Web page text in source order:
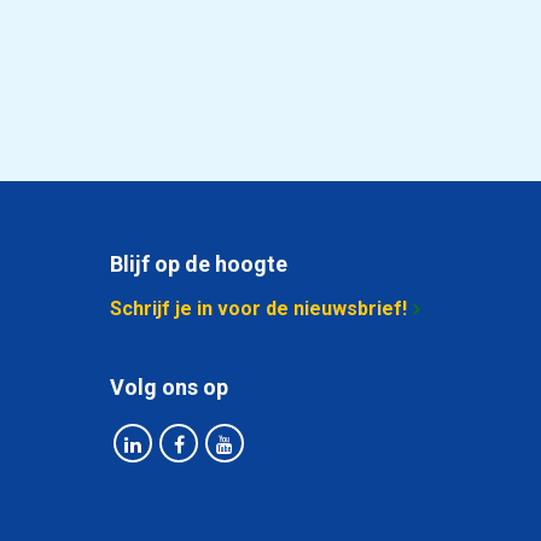
0,746
0,158 Selecteer
Blijf op de hoogte
Schrijf je in voor de nieuwsbrief!
Volg ons op